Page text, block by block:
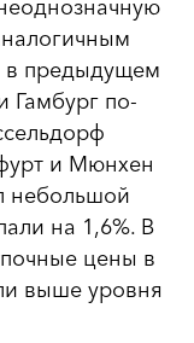
в предыдущем
Гамбург по-
и Мюнхен
небольшой
на 1,6%. В
цены в
выше уровня